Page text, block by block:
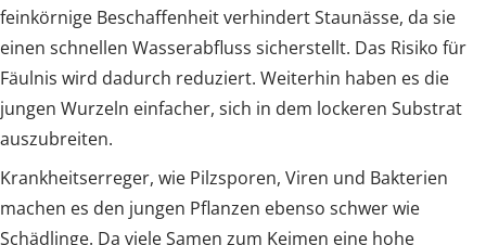
feinkörnige Beschaffenheit verhindert Staunässe, da sie
einen schnellen Wasserabfluss sicherstellt. Das Risiko für
Fäulnis wird dadurch reduziert. Weiterhin haben es die
jungen Wurzeln einfacher, sich in dem lockeren Substrat
auszubreiten.
Krankheitserreger, wie Pilzsporen, Viren und Bakterien
machen es den jungen Pflanzen ebenso schwer wie
Schädlinge. Da viele Samen zum Keimen eine hohe